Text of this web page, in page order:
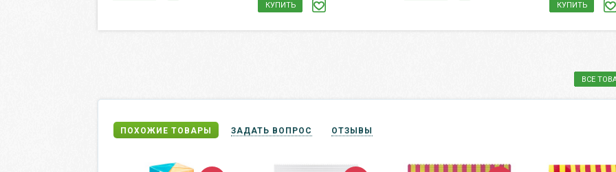
КУПИТЬ КУПИТЬ
ВСЕ
ПОХОЖИЕ ТОВАРЫ ЗАДАТЬ ВОПРОС ОТЗЫВЫ